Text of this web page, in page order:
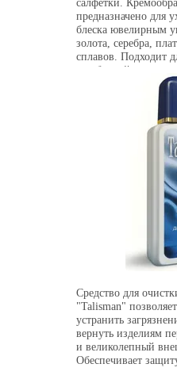
предназначено для
блеска ювелирным
золота, серебра,
сплавов. Подходит
серебряной посуды,
приборов из
Бережно удаляет
восстанавливает
Средство для
"Talisman"
устранить
вернуть изделиям
и великолепный
Обеспечивает